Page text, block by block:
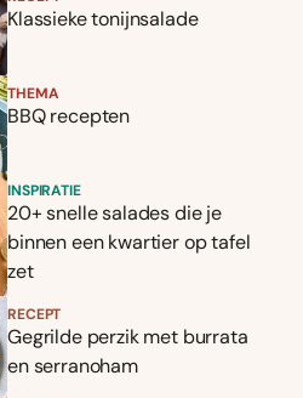
Klassieke tonijnsalade
THEMA
BBQ recepten
INSPIRATIE
20+ snelle salades die je
binnen een kwartier op tafel
zet
RECEPT
Gegrilde perzik met burrata
en serranoham